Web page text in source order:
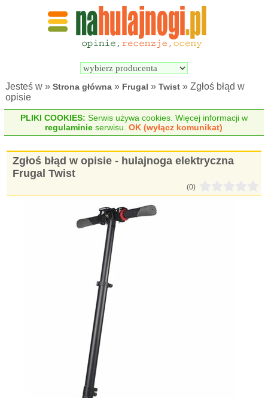
Wyszukiwarka
elektrycznych
Jesteś w »Strona główna » Frugal »Twist » Zgłoś błąd w
opisie
PLIKI COOKIES: Serwis używa cookies. Więcej informacji w
regulaminie serwisu.OK (wyłącz komunikat)
Zgłoś błąd w opisie - hulajnoga elektryczna
Frugal Twist
(0)